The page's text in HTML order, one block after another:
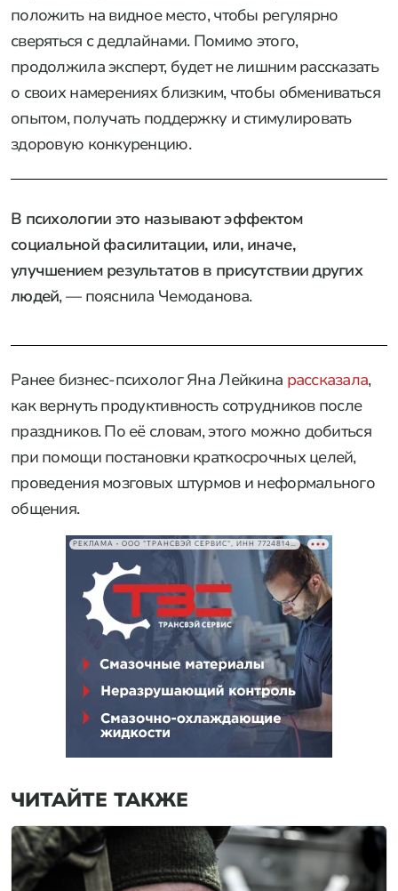
положить на видное место, чтобы регулярно
сверяться с дедлайнами. Помимо этого,
продолжила эксперт, будет не лишним рассказать
о своих намерениях близким, чтобы обмениваться
опытом, получать поддержку и стимулировать
здоровую конкуренцию.
В психологии это называют эффектом
социальной фасилитации, или, иначе,
улучшением результатов в присутствии других
людей, — пояснила Чемоданова.
Ранее бизнес-психолог Яна Лейкина рассказала,
как вернуть продуктивность сотрудников после
праздников. По её словам, этого можно добиться
при помощи постановки краткосрочных целей,
проведения мозговых штурмов и неформального
общения.
РЕКЛАМА • ООО "ТРАНСВЭЙ СЕРВИС", ИНН 7724814198
ЧИТАЙТЕ ТАКЖЕ